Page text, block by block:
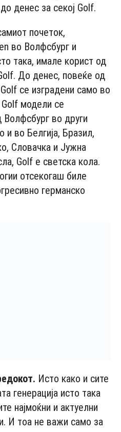
денес за секој Golf.
почеток,
во Волфсбург и
така, имале корист од
До денес, повеќе од
се изградени само во
модели се
во други
и во Белгија, Бразил,
Словачка и Јужна
Golf е светска кола.
отсекогаш биле
германско
Исто како и сите
генерација исто така
најмоќни и актуелни
И тоа не важи само за